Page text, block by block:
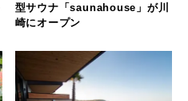
型サウナ「saunahouse」が川
崎にオープン